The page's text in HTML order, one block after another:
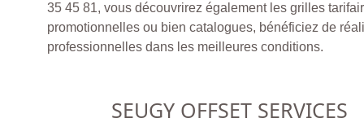
35 45 81, vous découvrirez également les grilles
promotionnelles ou bien catalogues, bénéficiez de
professionnelles dans les meilleures conditions.
SEUGY OFFSET SERVICES